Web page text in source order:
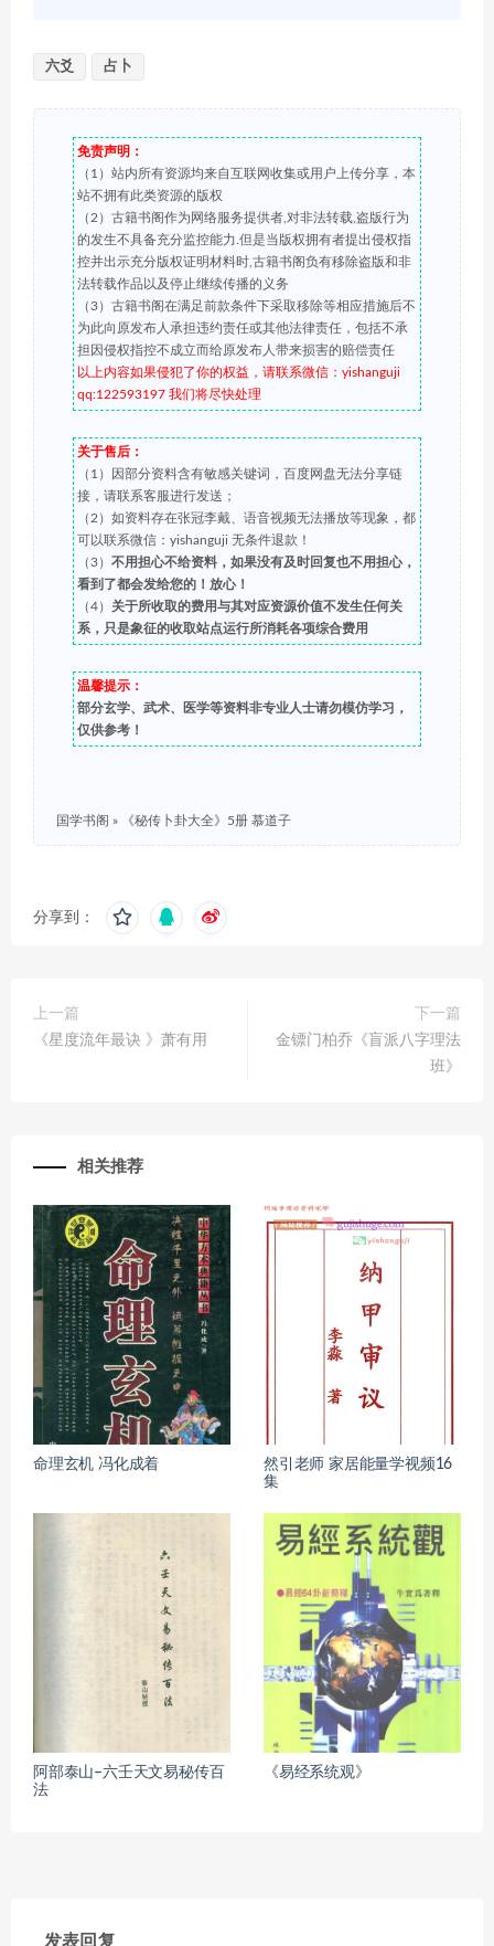
六爻 占卜
免责声明：
（1）站内所有资源均来自互联网收集或用户上传分享，本
站不拥有此类资源的版权
（2）古籍书阁作为网络服务提供者,对非法转载,盗版行为
的发生不具备充分监控能力.但是当版权拥有者提出侵权指
控并出示充分版权证明材料时,古籍书阁负有移除盗版和非
法转载作品以及停止继续传播的义务
（3）古籍书阁在满足前款条件下采取移除等相应措施后不
为此向原发布人承担违约责任或其他法律责任，包括不承
担因侵权指控不成立而给原发布人带来损害的赔偿责任
以上内容如果侵犯了你的权益，请联系微信：yishanguji
qq:122593197 我们将尽快处理
关于售后：
（1）因部分资料含有敏感关键词，百度网盘无法分享链
接，请联系客服进行发送；
（2）如资料存在张冠李戴、语音视频无法播放等现象，都
可以联系微信：yishanguji 无条件退款！
（3） 不用担心不给资料，如果没有及时回复也不用担心，
看到了都会发给您的！放心！
（4） 关于所收取的费用与其对应资源价值不发生任何关
系，只是象征的收取站点运行所消耗各项综合费用
温馨提示：
部分玄学、武术、医学等资料非专业人士请勿模仿学习，
仅供参考！
国学书阁 » 《秘传卜卦大全》5册 慕道子
分享到：
上一篇
《星度流年最诀 》萧有用
下一篇
金镖门柏乔《盲派八字理法
班》
相关推荐
命理玄机 冯化成着
然引老师 家居能量学视频16
集
阿部泰山–六壬天文易秘传百
法
《易经系统观》
发表回复